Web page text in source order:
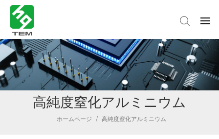
高純度窒化アルミニウム
ホームページ / 高純度窒化アルミニウム